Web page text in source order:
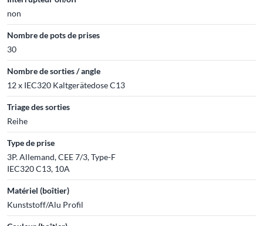
non
Nombre de pots de prises
30
Nombre de sorties / angle
12 x IEC320 Kaltgerätedose C13
Triage des sorties
Reihe
Type de prise
3P. Allemand, CEE 7/3, Type-F
IEC320 C13, 10A
Matériel (boîtier)
Kunststoff/Alu Profil